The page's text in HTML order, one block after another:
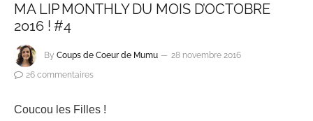
MA LIP MONTHLY DU MOIS D’OCTOBRE
2016 ! #4
By Coups de Coeur de Mumu
28 novembre 2016
26 commentaires
Coucou les Filles !